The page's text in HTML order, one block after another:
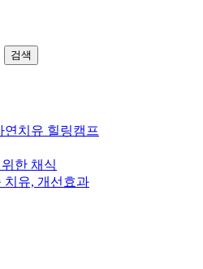
검색
연치유 힐링캠프
한 채식
치유, 개선효과